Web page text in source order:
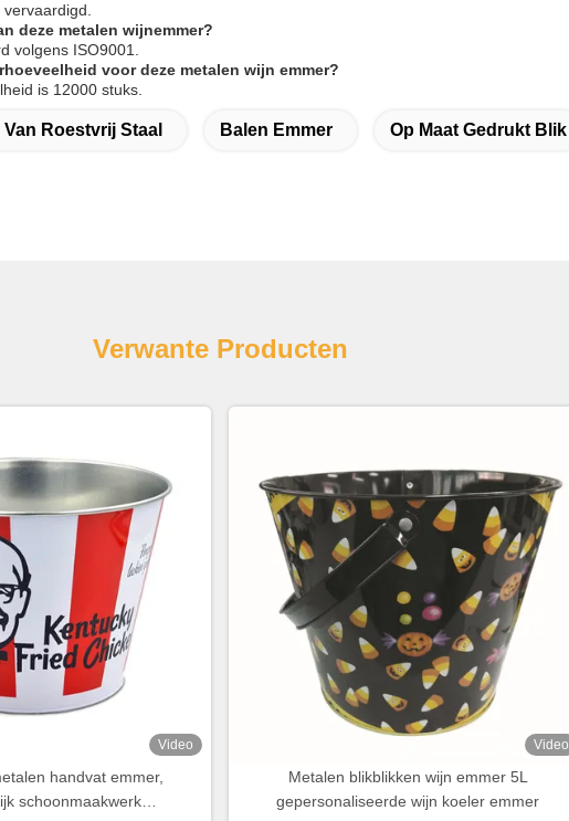
deze metalen wijnemmer?
volgens ISO9001.
voor deze metalen wijn emmer?
is 12000 stuks.
Roestvrij Staal Balen Emmer Op Maat Gedrukt Blik
Verwante Producten
Video
handvat emmer,
schoonmaakwerk
Video
Metalen blikblikken wijn emmer 5L
gepersonaliseerde wijn koeler emmer